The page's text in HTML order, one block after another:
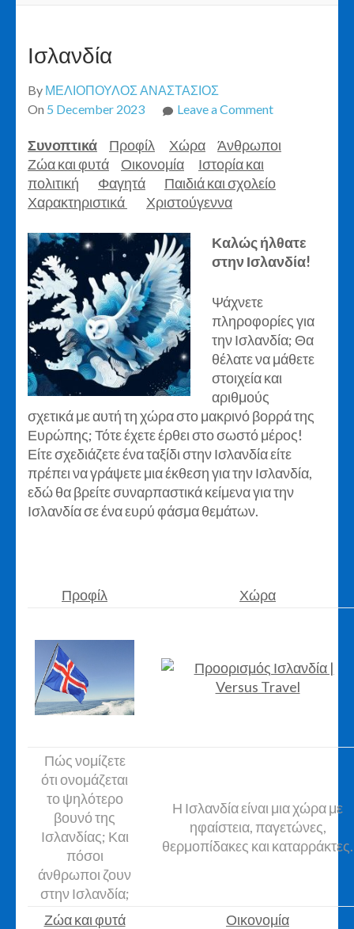
Ισλανδία
By ΜΕΛΙΟΠΟΥΛΟΣ ΑΝΑΣΤΑΣΙΟΣ
On 5 December 2023 Leave a Commenton
Συνοπτικά Προφίλ Χώρα
Άνθρωποι
Ζώα και φυτά
Οικονομία
Ιστορία και
πολιτική
Φαγητά
Παιδιά και σχολείο
Χαρακτηριστικά
Χριστούγεννα
Καλώς ήλθατε
στην Ισλανδία!
Ψάχνετε
πληροφορίες για
την Ισλανδία; Θα
θέλατε να μάθετε
στοιχεία και
αριθμούς
σχετικά με αυτή τη χώρα στο μακρινό βορρά της
Ευρώπης; Τότε έχετε έρθει στο σωστό μέρος!
Είτε σχεδιάζετε ένα ταξίδι στην Ισλανδία είτε
πρέπει να γράψετε μια έκθεση για την Ισλανδία,
εδώ θα βρείτε συναρπαστικά κείμενα για την
Ισλανδία σε ένα ευρύ φάσμα θεμάτων.
Προφίλ Χώρα
Πώς νομίζετε
ότι ονομάζεται
το ψηλότερο
βουνό της
Ισλανδίας; Και
πόσοι
άνθρωποι ζουν
στην Ισλανδία;
Η Ισλανδία είναι μια χώρα με
ηφαίστεια, παγετώνες,
θερμοπίδακες και καταρράκτες.
Ζώα και φυτά Οικονομία